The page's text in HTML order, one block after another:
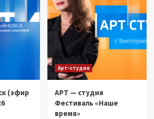
(эфир
Арт-студия
АРТ — студия
Фестиваль «Наше
время»